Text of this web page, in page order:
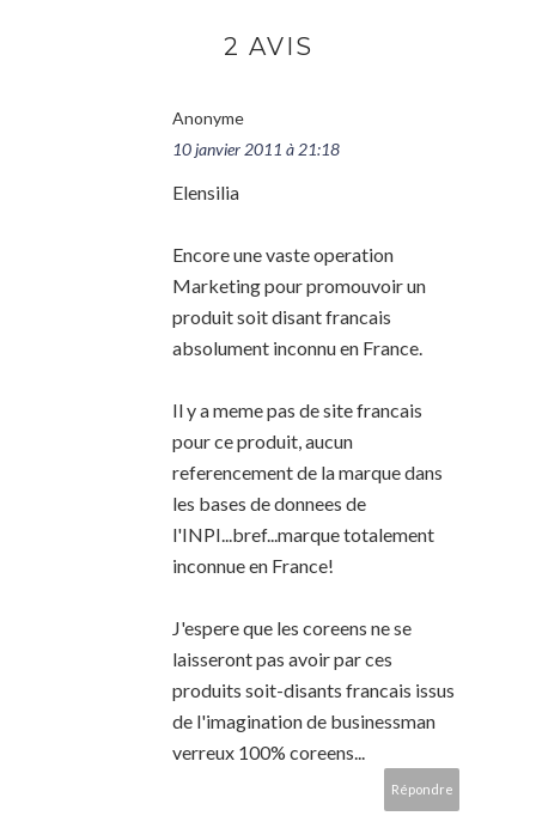
2 AVIS
Anonyme
10 janvier 2011 à 21:18
Elensilia
Encore une vaste operation
Marketing pour promouvoir un
produit soit disant francais
absolument inconnu en France.
Il y a meme pas de site francais
pour ce produit, aucun
referencement de la marque dans
les bases de donnees de
l'INPI...bref...marque totalement
inconnue en France!
J'espere que les coreens ne se
laisseront pas avoir par ces
produits soit-disants francais issus
de l'imagination de businessman
verreux 100% coreens...
Répondre